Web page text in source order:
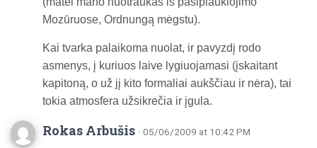
Mozūruose, Ordnungą mėgstu).
Kai tvarka palaikoma nuolat, ir pavyzdį rodo
asmenys, į kuriuos laive lygiuojamasi (įskaitant
kapitoną, o už jį kito formaliai aukščiau ir nėra), tai
tokia atmosfera užsikrečia ir įgula.
Rokas Arbušis · 05/06/2009 at 10:42 PM